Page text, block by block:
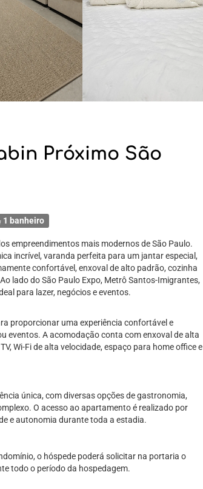
Próximo São
1 banheiro
empreendimentos mais modernos de São Paulo.
incrível, varanda perfeita para um jantar especial,
confortável, enxoval de alto padrão, cozinha
lado do São Paulo Expo, Metrô Santos-Imigrantes,
para lazer, negócios e eventos.
proporcionar uma experiência confortável e
eventos. A acomodação conta com enxoval de alta
Wi-Fi de alta velocidade, espaço para home office e
única, com diversas opções de gastronomia,
O acesso ao apartamento é realizado por
e autonomia durante toda a estadia.
o hóspede poderá solicitar na portaria o
todo o período da hospedagem.